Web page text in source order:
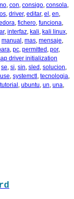
con consigo consola
driver, editar, el en
fichero funciona
, interfaz kali kali linux
manual mas mensaje
pc permitted por,
driver initialization
se si sin sled solucion
systemctl tecnologia
tutorial ubuntu un una